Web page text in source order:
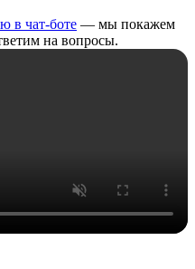
в чат-боте — мы покажем
на вопросы.